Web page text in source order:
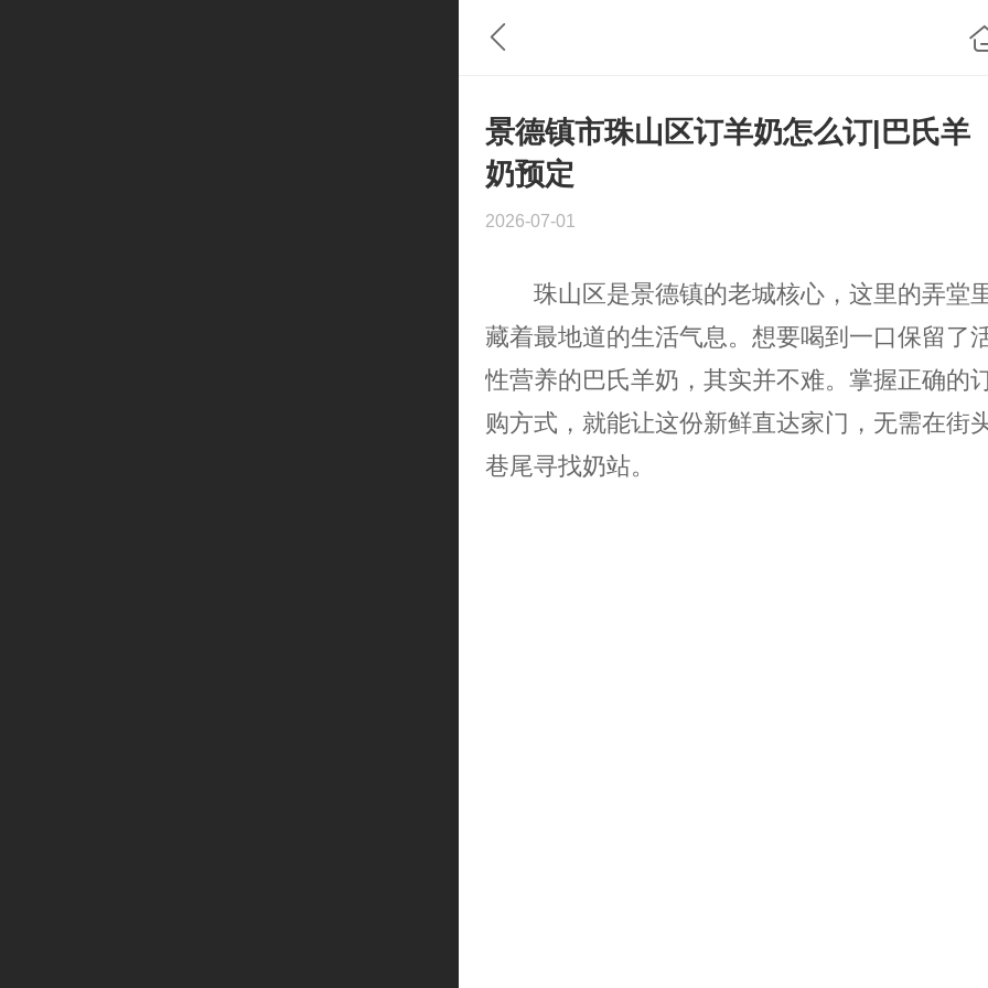
景德镇市珠山区订羊奶怎么订|巴氏羊
奶预定
2026-07-01
珠山区是景德镇的老城核心，这里的弄堂
藏着最地道的生活气息。想要喝到一口保留了
性营养的巴氏羊奶，其实并不难。掌握正确的
购方式，就能让这份新鲜直达家门，无需在街
巷尾寻找奶站。